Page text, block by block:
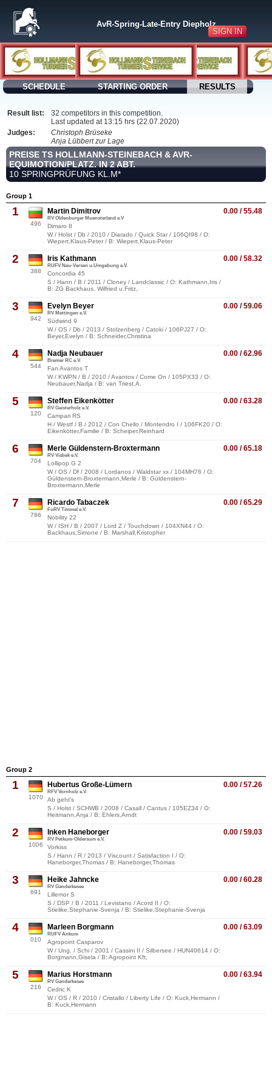
SIGN IN
AvR-Spring-Late-Entry Diepholz
SCHEDULE STARTING ORDER RESULTS
Result list:
32 competitors in this competition.
Last updated at 13:15 hrs (22.07.2020)
Judges:
Christoph Brüseke
Anja Lübbert zur Lage
PREISE TS HOLLMANN-STEINEBACH & AVR-
EQUIMOTION/PLATZ. IN 2 ABT.
10 SPRINGPRÜFUNG KL.M*
Group 1
1
496
0.00 / 55.48
Martin Dimitrov
RV Oldenburger Muensterland e.V
Dimaro 8
W / Holst / Db / 2010 / Diarado / Quick Star / 106QI98 / O:
Wiepert,Klaus-Peter / B: Wiepert,Klaus-Peter
2
388
0.00 / 58.32
Iris Kathmann
RUFV Neu-Versen u.Umgebung e.V.
Concordia 45
S / Hann / B / 2011 / Cloney / Landclassic / O: Kathmann,Iris /
B: ZG Backhaus, Wilfried u.Fritz,
3
942
0.00 / 59.06
Evelyn Beyer
RV Mettingen e.V.
Südwind 9
W / OS / Db / 2013 / Stolzenberg / Catoki / 106PJ27 / O:
Beyer,Evelyn / B: Schneider,Christina
4
544
0.00 / 62.96
Nadja Neubauer
Bremer RC e.V.
Fan Avantos T
W / KWPN / B / 2010 / Avantos / Come On / 105PX33 / O:
Neubauer,Nadja / B: van Triest,A.
5
120
0.00 / 63.28
Steffen Eikenkötter
RV Geisterholz e.V.
Campari RS
H / Westf / B / 2012 / Con Chello / Montendro I / 106FK20 / O:
Eikenkötter,Familie / B: Scheiper,Reinhard
6
704
0.00 / 65.18
Merle Güldenstern-Broxtermann
RV Visbek e.V.
Lollipop G 2
W / OS / Df / 2008 / Lordanos / Waldstar xx / 104MH76 / O:
Güldenstern-Broxtermann,Merle / B: Güldenstern-
Broxtermann,Merle
7
786
0.00 / 65.29
Ricardo Tabaczek
FuRV Timmel e.V.
Nobility 22
W / ISH / B / 2007 / Lord Z / Touchdown / 104XN44 / O:
Backhaus,Simone / B: Marshall,Kristopher
Group 2
1
1070
0.00 / 57.26
Hubertus Große-Lümern
RFV Vornholz e.V.
Ab geht's
S / Holst / SCHWB / 2008 / Casall / Cantus / 105EZ34 / O:
Heitmann,Anja / B: Ehlers,Arndt
2
1006
0.00 / 59.03
Inken Haneborger
RV Petkum-Oldersum e.V.
Vorkiss
S / Hann / R / 2013 / Viscount / Satisfaction I / O:
Haneborger,Thomas / B: Haneborger,Thomas
3
691
0.00 / 60.28
Heike Jahncke
RV Ganderkesee
Lillemor S
S / DSP / B / 2011 / Levistano / Acord II / O:
Stielike,Stephanie-Svenja / B: Stielike,Stephanie-Svenja
4
010
0.00 / 63.09
Marleen Borgmann
RUFV Ankum
Agropoint Casparov
W / Ung. / Schi / 2001 / Cassini II / Silbersee / HUN40614 / O:
Borgmann,Gisela / B: Agropoint Kft,
5
216
0.00 / 63.94
Marius Horstmann
RV Ganderkesee
Cedric K
W / OS / R / 2010 / Cristallo / Liberty Life / O: Kuck,Hermann /
B: Kuck,Hermann